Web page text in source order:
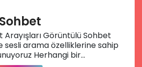
Görüntülü Sohbet
sesli arama özelliklerine sahip
Herhangi bir...